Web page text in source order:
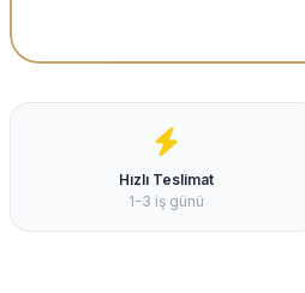
Hızlı Teslimat
1-3 iş günü